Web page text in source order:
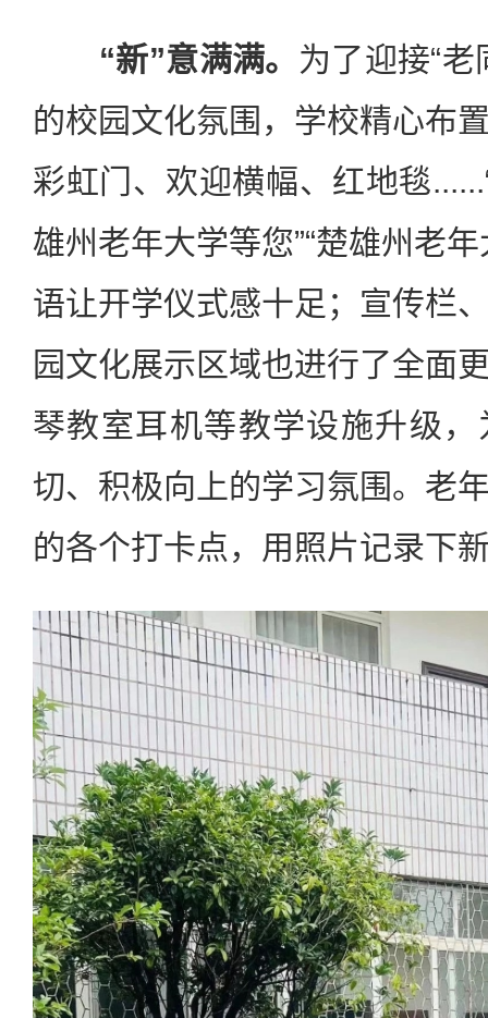
“新”意满满。 为了迎接“
的校园文化氛围，学校精心布
彩虹门、欢迎横幅、红地毯
雄州老年大学等您”“楚雄州老
语让开学仪式感十足；宣传栏
园文化展示区域也进行了全面
琴教室耳机等教学设施升级
切、积极向上的学习氛围。老
的各个打卡点，用照片记录下